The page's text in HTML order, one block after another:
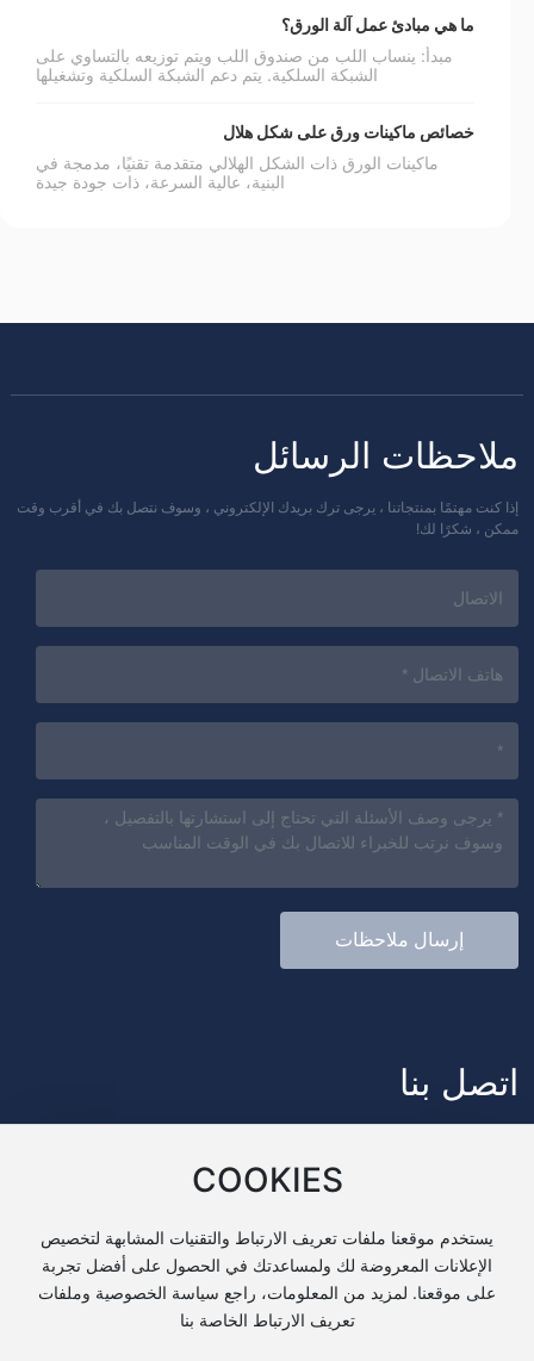
ما هي مبادئ عمل آلة الورق؟
مبدأ: ينساب اللب من صندوق اللب ويتم توزيعه بالتساوي على
الشبكة السلكية. يتم دعم الشبكة السلكية وتشغيلها
خصائص ماكينات ورق على شكل هلال
ماكينات الورق ذات الشكل الهلالي متقدمة تقنيًا، مدمجة في
البنية، عالية السرعة، ذات جودة جيدة
ملاحظات الرسائل
إذا كنت مهتمًا بمنتجاتنا ، يرجى ترك بريدك الإلكتروني ، وسوف نتصل بك في أقرب وقت
ممكن ، شكرًا لك!
إرسال ملاحظات
اتصل بنا
جديد شيشيان ، مقاطعة شنشي
عبر الإنترنت:bingzhijixie@sxbzjx.cn
COOKIES
يستخدم موقعنا ملفات تعريف الارتباط والتقنيات المشابهة لتخصيص
الإعلانات المعروضة لك ولمساعدتك في الحصول على أفضل تجربة
على موقعنا. لمزيد من المعلومات، راجع سياسة الخصوصية وملفات
تعريف الارتباط الخاصة بنا